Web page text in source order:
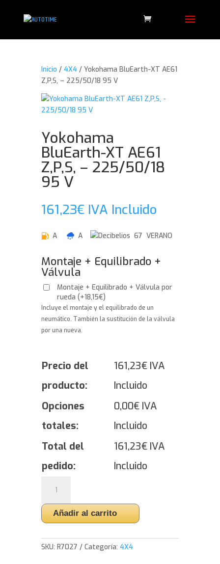
Inicio /4X4 / Yokohama BluEarth-XT AE61
Z,P,S, – 225/50/18 95 V
Yokohama
BluEarth-XT AE61
Z,P,S, – 225/50/18
95 V
161,23€ IVA Incluido
A A 67 VERANO
Montaje + Equilibrado +
Válvula
Montaje + Equilibrado + Válvula por
rueda(+18,15€)
Incluye el montaje y el equilibrado de un
neumático. También la sustitución de la válvula
por una nueva.
Precio del
producto:
161,23€ IVA
Incluido
Opciones
totales:
0,00€ IVA
Incluido
Total del
pedido:
161,23€ IVA
Incluido
BluEarth-
XT
AE61
-
225/50/18
Añadir al carrito
SKU:R7027 Categoría:4X4